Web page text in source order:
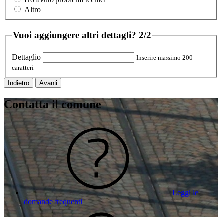
Altro
Vuoi aggiungere altri dettagli? 2/2
Dettaglio
Inserire massimo 200
caratteri
Indietro Avanti
Contatta il comune
Leggi le
domande frequenti